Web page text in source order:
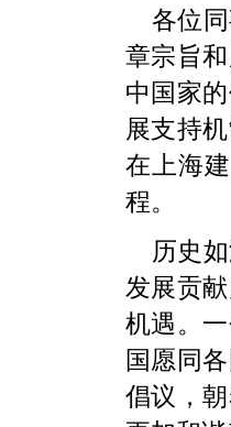
各位
章宗旨
中国家
展支持
在上海
程。
历史
发展贡
机遇。
国愿同
倡议，